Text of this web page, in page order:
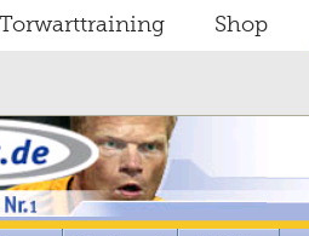
Torwarttraining Shop